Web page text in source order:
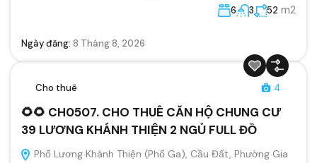
6 3 52 m2
Ngày đăng: 8 Tháng 8, 2026
Cho thuê 4
🌻🌻 CH0507. CHO THUÊ CĂN HỘ CHUNG CƯ
39 LƯƠNG KHÁNH THIỆN 2 NGỦ FULL ĐỒ
Phố Lương Khánh Thiện (Phố Ga), Cầu Đất, Phường Gia